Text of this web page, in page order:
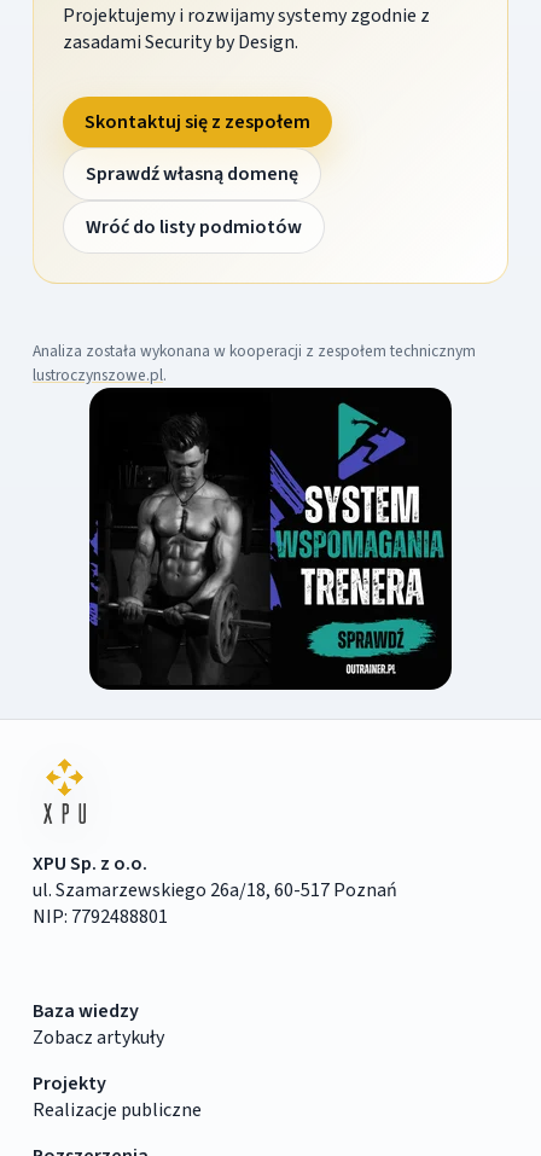
Projektujemy i rozwijamy systemy zgodnie z
zasadami Security by Design.
Skontaktuj się z zespołem
Sprawdź własną domenę
Wróć do listy podmiotów
Analiza została wykonana w kooperacji z zespołem technicznym
lustroczynszowe.pl.
XPU Sp. z o.o.
ul. Szamarzewskiego 26a/18, 60-517 Poznań
NIP: 7792488801
Baza wiedzy
Zobacz artykuły
Projekty
Realizacje publiczne